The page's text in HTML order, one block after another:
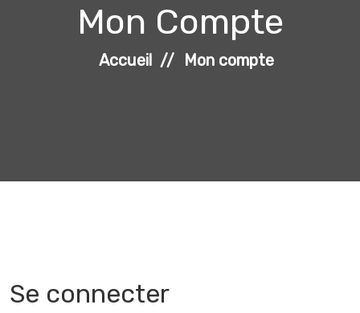
Mon Compte
Accueil Mon compte
Se connecter